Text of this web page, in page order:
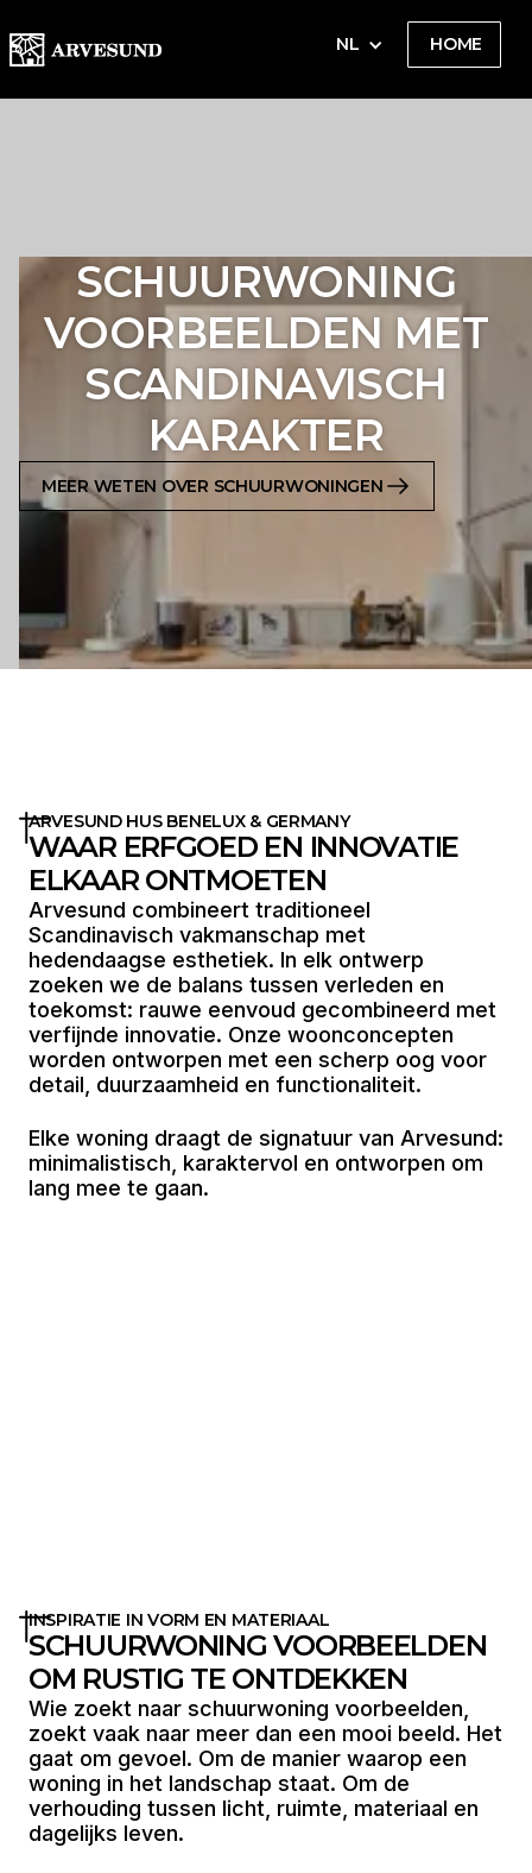
NL HOME
SCHUURWONING
VOORBEELDEN MET
SCANDINAVISCH
KARAKTER
MEER WETEN OVER SCHUURWONINGEN
ARVESUND HUS BENELUX & GERMANY
WAAR ERFGOED EN INNOVATIE
ELKAAR ONTMOETEN
Arvesund combineert traditioneel
Scandinavisch vakmanschap met
hedendaagse esthetiek. In elk ontwerp
zoeken we de balans tussen verleden en
toekomst: rauwe eenvoud gecombineerd met
verfijnde innovatie. Onze woonconcepten
worden ontworpen met een scherp oog voor
detail, duurzaamheid en functionaliteit.
Elke woning draagt de signatuur van Arvesund:
minimalistisch, karaktervol en ontworpen om
lang mee te gaan.
INSPIRATIE IN VORM EN MATERIAAL
SCHUURWONING VOORBEELDEN
OM RUSTIG TE ONTDEKKEN
Wie zoekt naar schuurwoning voorbeelden,
zoekt vaak naar meer dan een mooi beeld. Het
gaat om gevoel. Om de manier waarop een
woning in het landschap staat. Om de
verhouding tussen licht, ruimte, materiaal en
dagelijks leven.